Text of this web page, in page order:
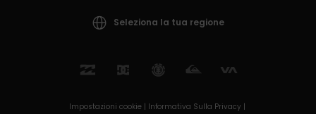
Seleziona la tua regione
Impostazioni cookie | Informativa Sulla Privacy |